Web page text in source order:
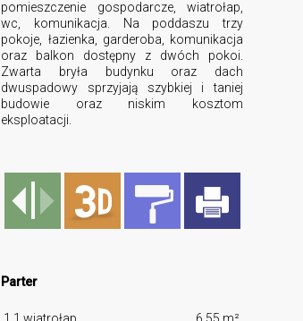
pomieszczenie gospodarcze, wiatrołap,
wc, komunikacja. Na poddaszu trzy
pokoje, łazienka, garderoba, komunikacja
oraz balkon dostępny z dwóch pokoi.
Zwarta bryła budynku oraz dach
dwuspadowy sprzyjają szybkiej i taniej
budowie oraz niskim kosztom
eksploatacji.
Parter